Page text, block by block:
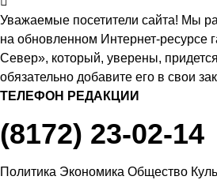
Уважаемые посетители сайта! Мы
на обновленном Интернет-ресурсе
Север», который, уверены,
обязательно добавите его в свои
ТЕЛЕФОН РЕДАКЦИИ
(8172) 23-02-14
Политика Экономика Общество